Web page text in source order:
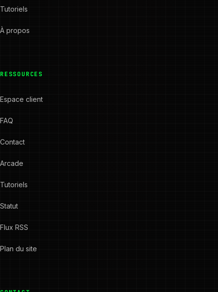
Tutoriels
À propos
RESSOURCES
Espace client
FAQ
Contact
Arcade
Tutoriels
Statut
Flux RSS
Plan du site